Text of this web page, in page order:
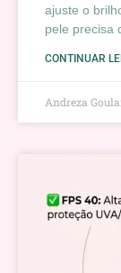
ajuste o
pele precisa
CONTINUAR
Andreza